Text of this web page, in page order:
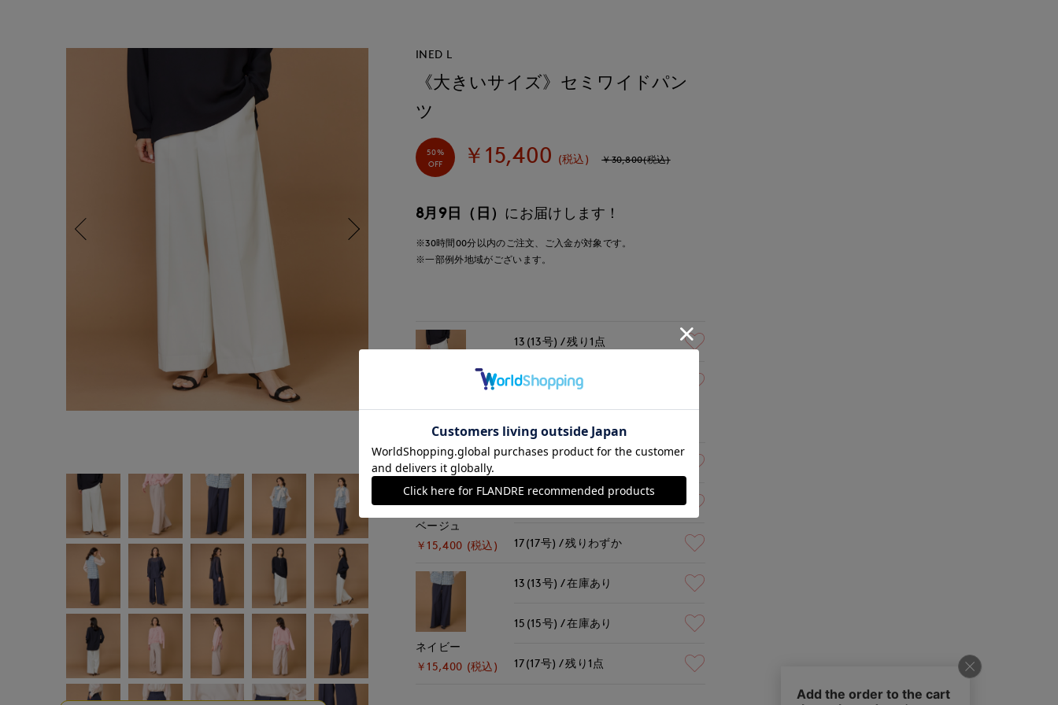
INED L
《大きいサイズ》セミワイドパン
ツ
50%
OFF
￥15,400 (税込) ￥30,800(税込)
8月9日（日） にお届けします！
※30時間00分以内のご注文、ご入金が対象です。
※一部例外地域がございます。
￥15,400 (税込)
13(13号) 残り1点
15(15号) 残り1点
ベージュ
￥15,400 (税込)
13(13号)
15(15号) 在庫あり
17(17号) 残りわずか
ネイビー
￥15,400 (税込)
13(13号) 在庫あり
15(15号) 在庫あり
17(17号) 残り1点